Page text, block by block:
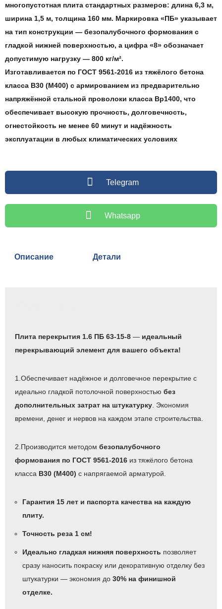
многопустотная плита стандартных размеров: длина 6,3 м,
ширина 1,5 м, толщина 160 мм. Маркировка «ПБ» указывает
на тип конструкции — безопалубочного формования с
гладкой нижней поверхностью, а цифра «8» обозначает
допустимую нагрузку — 800 кг/м².
Изготавливается по ГОСТ 9561-2016 из тяжёлого бетона
класса B30 (М400) с армированием из предварительно
напряжённой стальной проволоки класса Вр1400, что
обеспечивает высокую прочность, долговечность,
огнестойкость не менее 60 минут и надёжность
эксплуатации в любых климатических условиях
Telegram
Whatsapp
Описание Детали
Плита перекрытия 1.6 ПБ 63-15-8 — идеальный
перекрывающий элемент для вашего объекта!
1.Обеспечивает надёжное и долговечное перекрытие с
идеально гладкой потолочной поверхностью без
дополнительных затрат на штукатурку. Экономия
времени, денег и нервов на каждом этапе строительства.
2.Производится методом безопалубочного
формования по ГОСТ 9561-2016 из тяжёлого бетона
класса B30 (М400) с напрягаемой арматурой.
Гарантия 15 лет и паспорта качества на каждую
плиту.
Точность реза 1 см!
Идеально гладкая нижняя поверхность позволяет
сразу наносить покраску или декоративную отделку без
штукатурки — экономия до 30% на финишной
отделке.